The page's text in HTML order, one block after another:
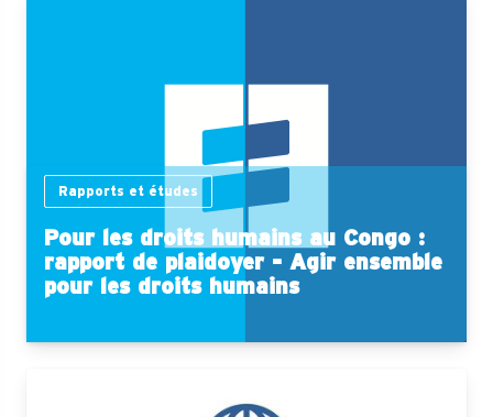
Rapports et études
Pour les droits humains au Congo :
rapport de plaidoyer - Agir ensemble
pour les droits humains